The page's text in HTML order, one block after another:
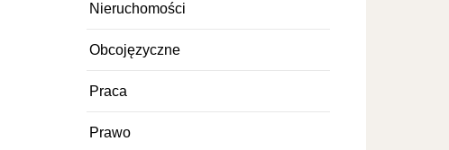
Nieruchomości
Obcojęzyczne
Praca
Prawo